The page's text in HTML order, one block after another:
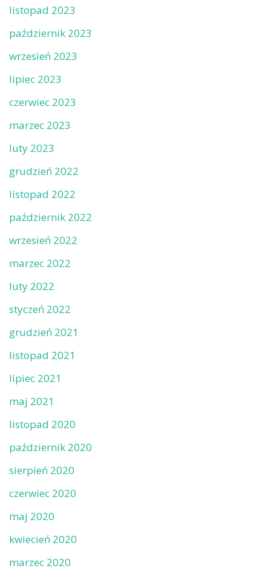
listopad 2023
październik 2023
wrzesień 2023
lipiec 2023
czerwiec 2023
marzec 2023
luty 2023
grudzień 2022
listopad 2022
październik 2022
wrzesień 2022
marzec 2022
luty 2022
styczeń 2022
grudzień 2021
listopad 2021
lipiec 2021
maj 2021
listopad 2020
październik 2020
sierpień 2020
czerwiec 2020
maj 2020
kwiecień 2020
marzec 2020